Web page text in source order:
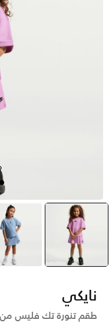
selected
وردي أزرق
نايكي
طقم تنورة تك فليس من